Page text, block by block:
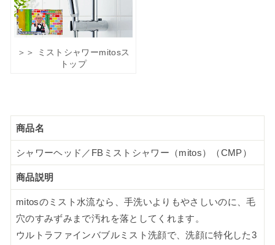
＞＞ ミストシャワーmitosス
トップ
商品名
シャワーヘッド／FBミストシャワー（mitos）（CMP）
商品説明
mitosのミスト水流なら、手洗いよりもやさしいのに、毛
穴のすみずみまで汚れを落としてくれます。
ウルトラファインバブルミスト洗顔で、洗顔に特化した3